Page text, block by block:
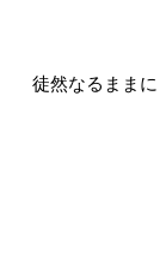
徒然なるままに